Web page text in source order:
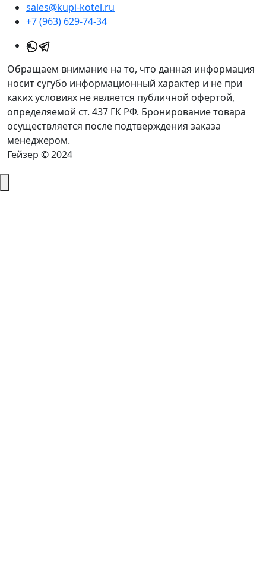
sales@kupi-kotel.ru
+7 (963) 629-74-34
Обращаем внимание на то, что данная информация
носит сугубо информационный характер и не при
каких условиях не является публичной офертой,
определяемой ст. 437 ГК РФ. Бронирование товара
осуществляется после подтверждения заказа
менеджером.
Гейзер © 2024